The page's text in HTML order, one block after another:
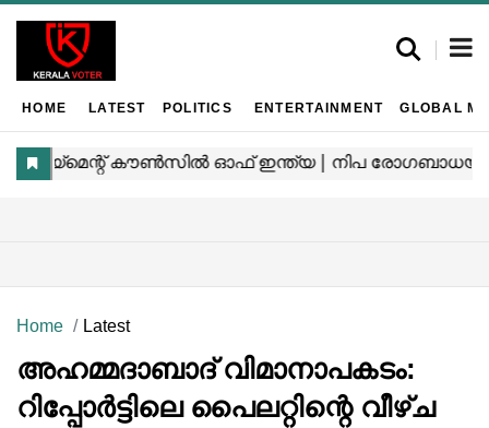
HOME LATEST POLITICS ENTERTAINMENT GLOBAL
Home Latest
അഹമ്മദാബാദ് വിമാനാപകടം:
റിപ്പോർട്ടിലെ പൈലറ്റിന്റെ വീഴ്ച